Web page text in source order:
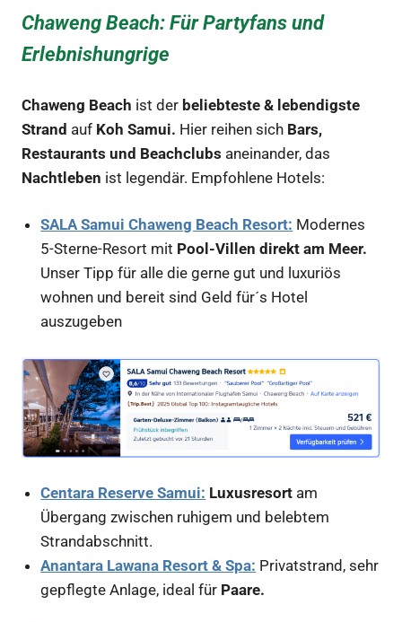
Chaweng Beach: Für Partyfans und
Erlebnishungrige
Chaweng Beach ist der beliebteste & lebendigste
Strand auf Koh Samui. Hier reihen sich Bars,
Restaurants und Beachclubs aneinander, das
Nachtleben ist legendär. Empfohlene Hotels:
SALA Samui Chaweng Beach Resort: Modernes
5-Sterne-Resort mit Pool-Villen direkt am Meer.
Unser Tipp für alle die gerne gut und luxuriös
wohnen und bereit sind Geld für´s Hotel
auszugeben
Centara Reserve Samui: Luxusresort am
Übergang zwischen ruhigem und belebtem
Strandabschnitt.
Anantara Lawana Resort & Spa: Privatstrand, sehr
gepflegte Anlage, ideal für Paare.